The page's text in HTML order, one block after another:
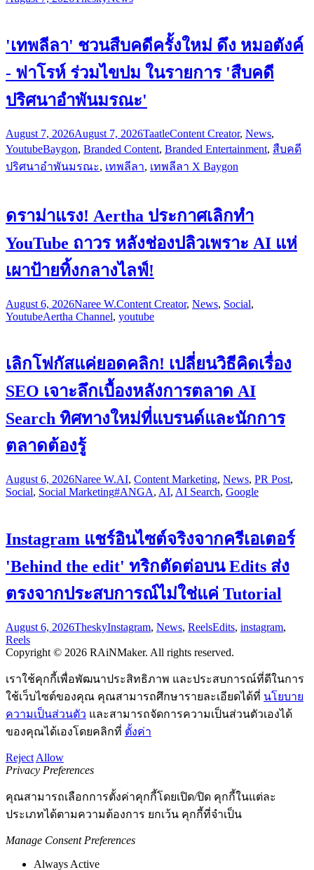
'เทพลีลา' ชวนสืบคดีครั้งใหม่ ดึง หมอตังค์
- ฟาโรห์ ร่วมไขปม ในรายการ 'สืบคดี
ปริศนาอำพันมรณะ'
August 7, 2026August 7, 2026TaatleContent Creator, News,
YoutubeBaygon, Branded Content, Branded Entertainment, สืบคดี
ปริศนาอำพันมรณะ, เทพลีลา, เทพลีลา X Baygon
ดราม่าแรง! Aertha ประกาศเลิกทำ
YouTube ถาวร หลังช่องปลิวเพราะ AI แห่
เผาป้ายทิ้งกลางไลฟ์!
August 6, 2026Naree W.Content Creator, News, Social,
YoutubeAertha Channel, youtube
เลิกโฟกัสแค่ยอดคลิก! เปลี่ยนวิธีคิดเรื่อง
SEO เจาะลึกเบื้องหลังการตลาด AI
Search ทิศทางใหม่ที่แบรนด์และนักการ
ตลาดต้องรู้
August 6, 2026Naree W.AI, Content Marketing, News, PR Post,
Social, Social Marketing#ANGA, AI, AI Search, Google
Instagram แชร์อินไซต์จริงจากครีเอเตอร์
'Behind the edit' ทริกตัดต่อบน Edits ส่ง
ตรงจากประสบการณ์ไม่ใช่แค่ Tutorial
August 6, 2026TheskyInstagram, News, ReelsEdits, instagram,
Reels
Copyright © 2026 RAiNMaker. All rights reserved.
เราใช้คุกกี้เพื่อพัฒนาประสิทธิภาพ และประสบการณ์ที่ดีในการ
ใช้เว็บไซต์ของคุณ คุณสามารถศึกษารายละเอียดได้ที่ นโยบาย
ความเป็นส่วนตัว และสามารถจัดการความเป็นส่วนตัวเองได้
ของคุณได้เองโดยคลิกที่ ตั้งค่า
Reject Allow
Privacy Preferences
คุณสามารถเลือกการตั้งค่าคุกกี้โดยเปิด/ปิด คุกกี้ในแต่ละ
ประเภทได้ตามความต้องการ ยกเว้น คุกกี้ที่จำเป็น
Manage Consent Preferences
Always Active